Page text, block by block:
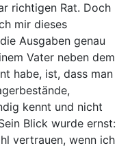
richtigen Rat. Doch
mir dieses
Ausgaben genau
Vater neben dem
habe, ist, dass man
kennt und nicht
Blick wurde ernst:
vertrauen, wenn ich